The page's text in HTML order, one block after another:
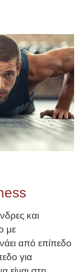
και
με
από επίπεδο
για